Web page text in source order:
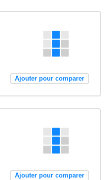
Ajouter pour comparer
Ajouter pour comparer